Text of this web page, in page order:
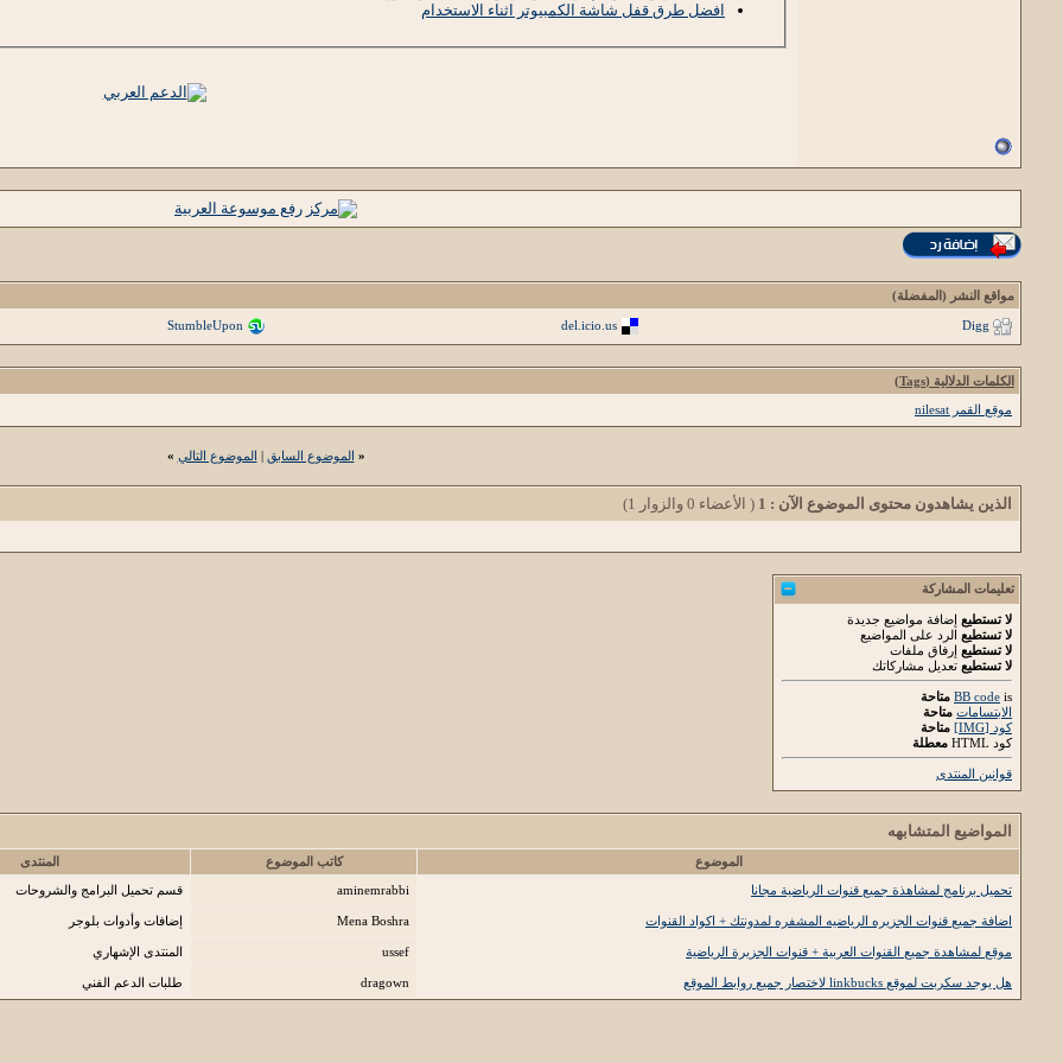
افضل طرق قفل شاشة الكمبيوتر اثناء الاستخدام
مواقع النشر (المفضلة)
Digg
del.icio.us
StumbleUpon
الكلمات الدلالية (Tags)
موقع القمر nilesat
« الموضوع السابق | الموضوع التالي »
الذين يشاهدون محتوى الموضوع الآن : 1 ( الأعضاء 0 والزوار 1)
تعليمات المشاركة
لا تستطيع إضافة مواضيع جديدة
لا تستطيع الرد على المواضيع
لا تستطيع إرفاق ملفات
لا تستطيع تعديل مشاركاتك
BB code is
متاحة
الابتسامات متاحة
كود [IMG]
متاحة
كود HTML
معطلة
قوانين المنتدى
المواضيع المتشابهه
الموضوع كاتب الموضوع المنتدى
تحميل برنامج لمشاهذة جميع قنوات الرياضية مجانا
aminemrabbi قسم تحميل البرامج والشروحات
اضافة جميع قنوات الجزيره الرياضيه المشفره لمدونتك + اكواد القنوات Mena Boshra إضافات وأدوات بلوجر
موقع لمشاهدة جميع القنوات العربية + قنوات الجزيرة الرياضية ussef المنتدى الإشهاري
هل يوجد سكربت لموقع linkbucks لاختصار جميع روابط الموقع dragown طلبات الدعم الفني